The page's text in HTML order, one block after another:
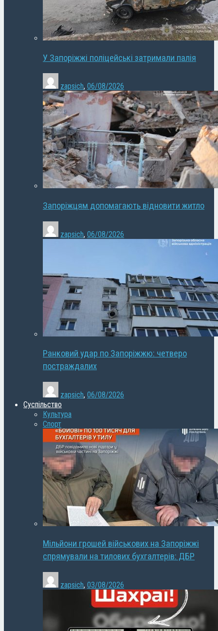
У Запоріжжі поліцейські затримали палія
zapsich, 06/08/2026
Запоріжцям допомагають відновити житло
zapsich, 06/08/2026
Ранковий удар по Запоріжжю: четверо
постраждалих
zapsich, 06/08/2026
Суспільство
Культура
Спорт
Мільйони грошей військових на Запоріжжі
спрямували на тилових бухгалтерів: ДБР
zapsich, 03/08/2026